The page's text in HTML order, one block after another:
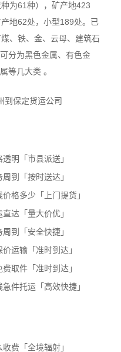
为61种），矿产地423
地62处，小型189处。已
、铁、金、云母、建筑石
分为黑色金属、有色金
等几大类 。
到保定货运公司
明「市县派送」
到「按时送达」
格多少「上门提货」
达「量大价优」
到「安全快捷」
运输「准时到达」
取件「准时到达」
件托运「高效快捷」
费「全境辐射」